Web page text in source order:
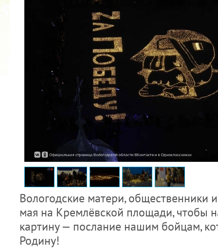
Вологодские матери, общественники
мая на Кремлёвской площади, чтобы
картину — послание нашим бойцам,
Родину!
2022 ГОД ПРОВОЗГЛАШЕН ГОДОМ
МАТЕРИ В ЯКУТИИ
19.12.2021